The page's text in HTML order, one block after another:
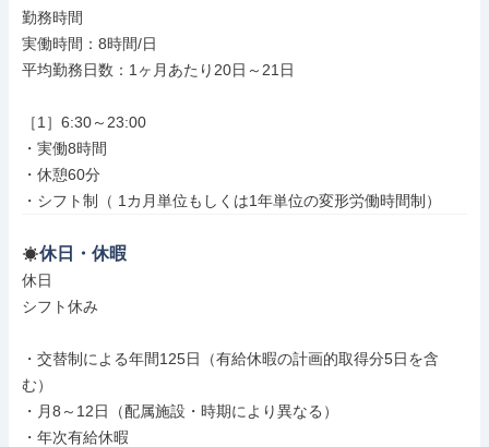
勤務時間
実働時間：8時間/日
平均勤務日数：1ヶ月あたり20日～21日
［1］6:30～23:00
・実働8時間
・休憩60分
・シフト制（ 1カ月単位もしくは1年単位の変形労働時間制）
休日・休暇
休日
シフト休み
・交替制による年間125日（有給休暇の計画的取得分5日を含
む）
・月8～12日（配属施設・時期により異なる）
・年次有給休暇